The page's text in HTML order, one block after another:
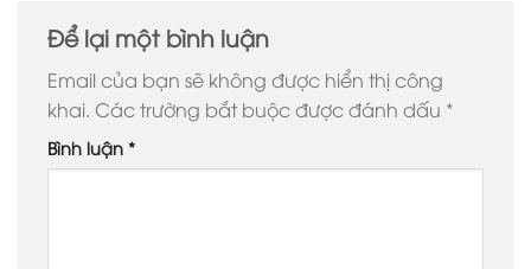
Để lại một bình luận
Email của bạn sẽ không được hiển thị công
khai. Các trường bắt buộc được đánh dấu *
Bình luận *